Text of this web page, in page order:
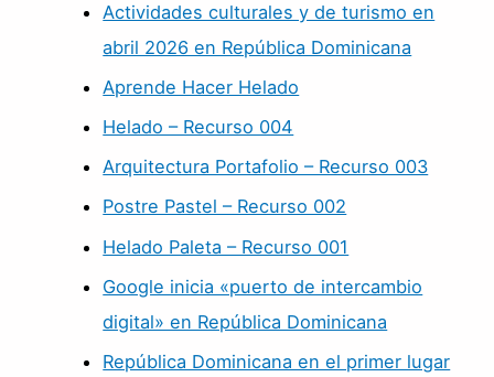
Actividades culturales y de turismo en
abril 2026 en República Dominicana
Aprende Hacer Helado
Helado – Recurso 004
Arquitectura Portafolio – Recurso 003
Postre Pastel – Recurso 002
Helado Paleta – Recurso 001
Google inicia «puerto de intercambio
digital» en República Dominicana
República Dominicana en el primer lugar